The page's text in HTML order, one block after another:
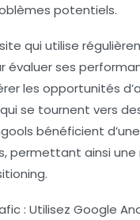
potentiels.
qui utilise
évaluer ses
les opportunités
se tournent vers
bénéficient
permettant ainsi une
: Utilisez Google